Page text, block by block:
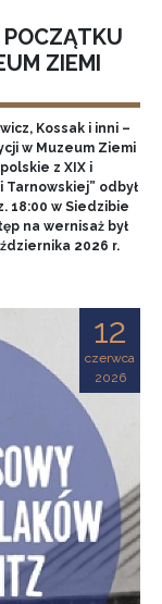
ZIEMI
Kossak i inni –
w Muzeum Ziemi
z XIX i
Tarnowskiej” odbył
18:00 w Siedzibie
na wernisaż był
2026 r.
12
czerwca
2026